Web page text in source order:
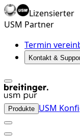
Lizensierter
USM Partner
Termin
Kontakt &
Produkte USM